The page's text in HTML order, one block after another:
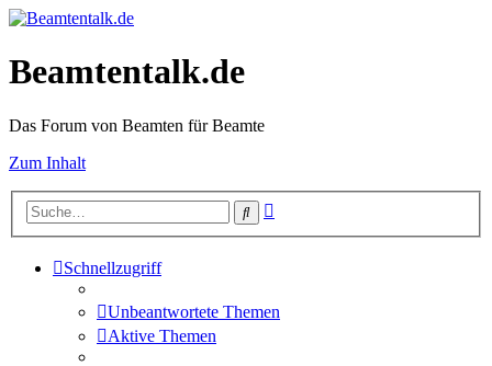
Beamtentalk.de
Das Forum von Beamten für Beamte
Zum Inhalt
Suche
Schnellzugriff
Unbeantwortete Themen
Aktive Themen